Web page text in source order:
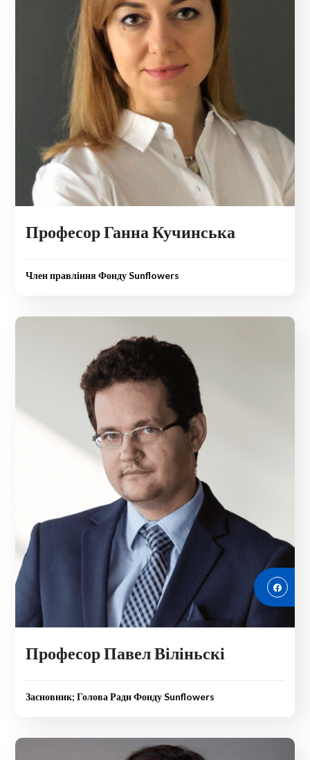
Професор Ганна Кучинська
Член правління Фонду Sunflowers
Професор Павел Віліньскі
Засновник; Голова Ради Фонду Sunflowers